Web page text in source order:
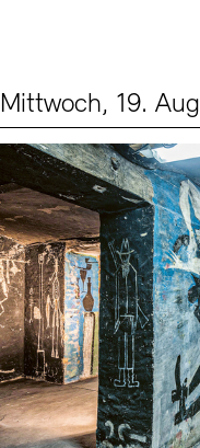
Mittwoch, 19. Aug